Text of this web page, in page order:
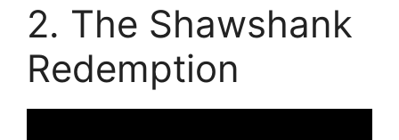
2. The Shawshank
Redemption